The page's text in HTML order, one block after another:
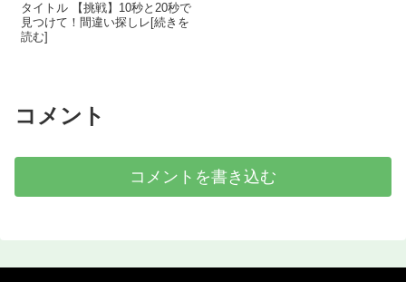
タイトル 【挑戦】10秒と20秒で
見つけて！間違い探しレ[続きを
読む]
コメント
コメントを書き込む